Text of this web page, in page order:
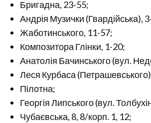
Бригадна, 23-55;
Андрія Музички (Гвардійська),
Жаботинського, 11-57;
Композитора Глінки, 1-20;
Анатолія Бачинського (вул.
Леся Курбаса
Пілотна;
Георгія Липського (вул.
Чубаєвська, 8, 8/корп. 1, 12;